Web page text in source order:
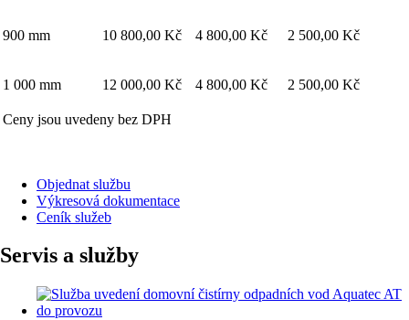
Ceny jsou uvedeny bez DPH
900 mm 10 800,00 Kč 4 800,00 Kč 2 500,00 Kč
1 000 mm 12 000,00 Kč 4 800,00 Kč 2 500,00 Kč
Objednat službu
Výkresová dokumentace
Ceník služeb
Servis a služby